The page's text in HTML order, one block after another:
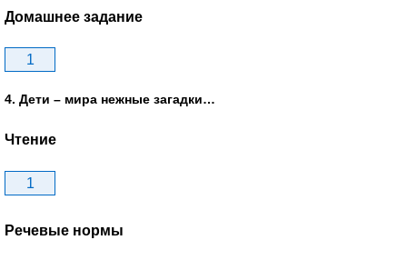
Домашнее задание
1
4. Дети – мира нежные загадки…
Чтение
1
Речевые нормы